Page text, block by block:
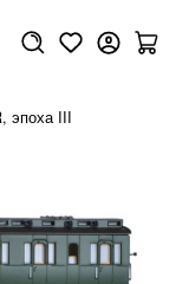
эпоха III